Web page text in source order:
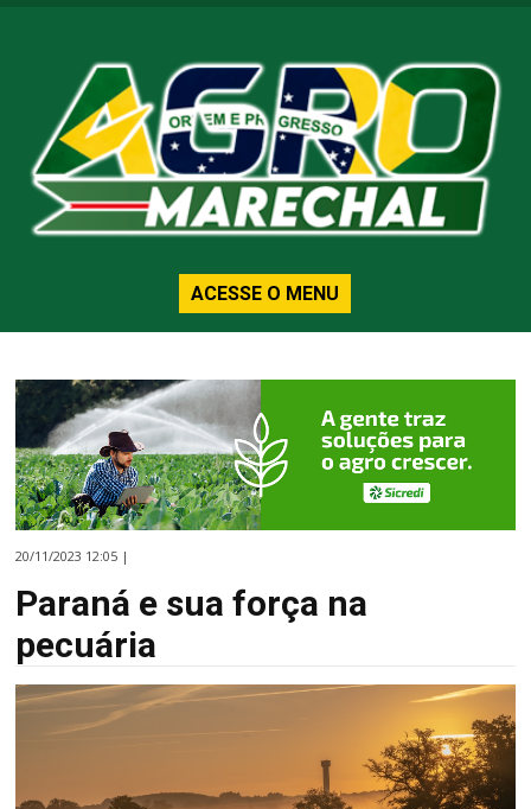
ACESSE O MENU
20/11/2023 12:05 |
Paraná e sua força na
pecuária